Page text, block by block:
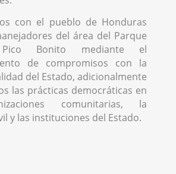
con el pueblo de Honduras
del área del Parque
Pico Bonito mediante el
de compromisos con la
del Estado, adicionalmente
las prácticas democráticas en
comunitarias, la
y las instituciones del Estado.